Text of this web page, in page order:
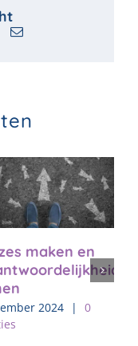
Pinterest
E-
maken en
2024 |
0